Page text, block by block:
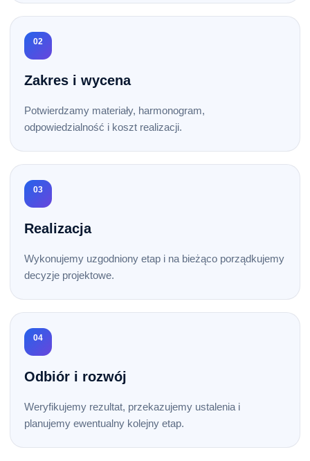
02
Zakres i wycena
Potwierdzamy materiały, harmonogram,
odpowiedzialność i koszt realizacji.
03
Realizacja
Wykonujemy uzgodniony etap i na bieżąco porządkujemy
decyzje projektowe.
04
Odbiór i rozwój
Weryfikujemy rezultat, przekazujemy ustalenia i
planujemy ewentualny kolejny etap.